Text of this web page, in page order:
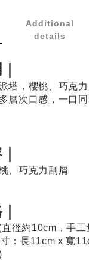
Additional
details
塔，櫻桃、巧克
層次口感，一口
、巧克力刮屑
徑約10cm，手工
：長11cm x 寬